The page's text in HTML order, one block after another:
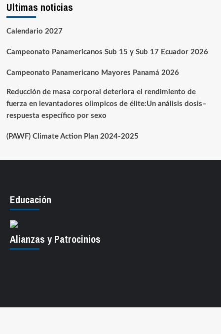
Ultimas noticias
Calendario 2027
Campeonato Panamericanos Sub 15 y Sub 17 Ecuador 2026
Campeonato Panamericano Mayores Panamá 2026
Reducción de masa corporal deteriora el rendimiento de
fuerza en levantadores olímpicos de élite:Un análisis dosis–
respuesta específico por sexo
(PAWF) Climate Action Plan 2024-2025
Educación
Alianzas y Patrocinios